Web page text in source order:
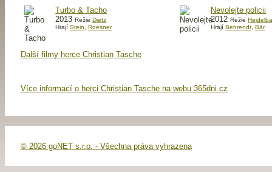
Turbo & Tacho
2013RežieDietz
HrajíStein ,Roesner
Nevolejte policii
2012Režie
HrajíBehrendt ,Bär
Další filmy herce Christian Tasche
Více informací o herci Christian Tasche na webu 365dni.cz
© 2026 goNET s.r.o. - Všechna práva vyhrazena